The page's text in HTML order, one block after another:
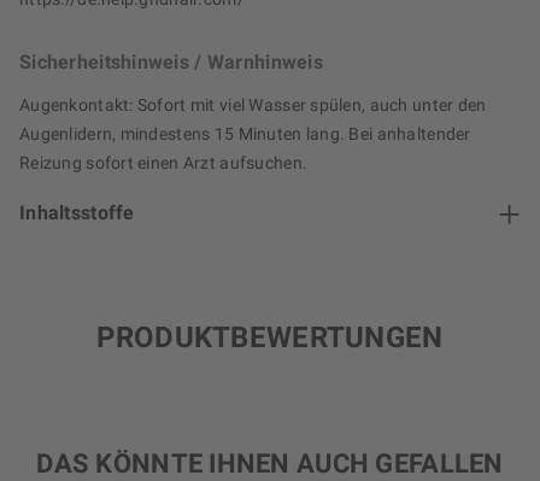
Sicherheitshinweis / Warnhinweis
Augenkontakt: Sofort mit viel Wasser spülen, auch unter den
Augenlidern, mindestens 15 Minuten lang. Bei anhaltender
Reizung sofort einen Arzt aufsuchen.
Inhaltsstoffe
PRODUKTBEWERTUNGEN
DAS KÖNNTE IHNEN AUCH GEFALLEN